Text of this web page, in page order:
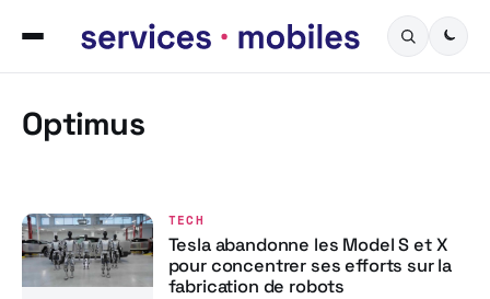
Optimus
TECH
Tesla abandonne les Model S et X
pour concentrer ses efforts sur la
fabrication de robots